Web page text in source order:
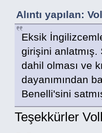
Alıntı yapılan:
Eksik
girişini
dahil olması ve
dayanımından
Benelli'sini
Teşekkürler